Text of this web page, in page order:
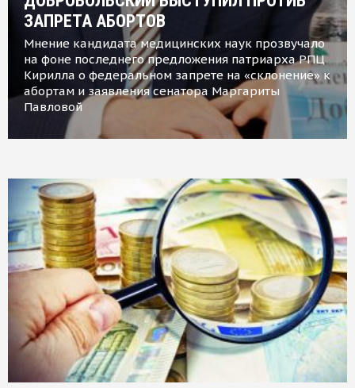
ЗАПРЕТА АБОРТОВ
Мнение кандидата медицинских наук прозвучало
на фоне последнего предложения патриарха РПЦ
Кирилла о федеральном запрете на «склонение» к
абортам и заявления сенатора Маргариты
Павловой